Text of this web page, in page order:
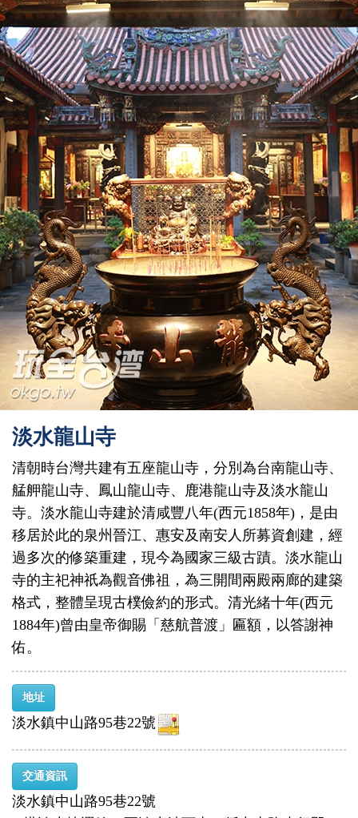
淡水龍山寺
清朝時台灣共建有五座龍山寺，分別為台南龍山寺、
艋舺龍山寺、鳳山龍山寺、鹿港龍山寺及淡水龍山
寺。淡水龍山寺建於清咸豐八年(西元1858年)，是由
移居於此的泉州晉江、惠安及南安人所募資創建，經
過多次的修築重建，現今為國家三級古蹟。淡水龍山
寺的主祀神祇為觀音佛祖，為三開間兩殿兩廊的建築
格式，整體呈現古樸儉約的形式。清光緒十年(西元
1884年)曾由皇帝御賜「慈航普渡」匾額，以答謝神
佑。
地址
淡水鎮中山路95巷22號
交通資訊
淡水鎮中山路95巷22號